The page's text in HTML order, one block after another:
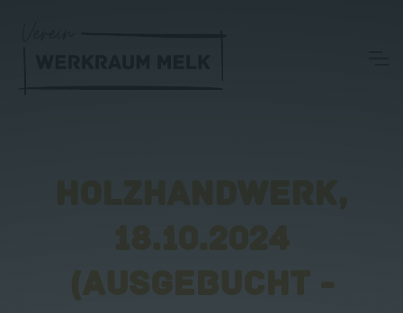
18.10.2024
(AUSGEBUCHT -